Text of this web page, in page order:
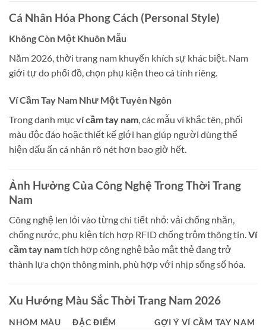
Cá Nhân Hóa Phong Cách (Personal Style)
Không Còn Một Khuôn Mẫu
Năm 2026, thời trang nam khuyến khích sự khác biệt. Nam
giới tự do phối đồ, chọn phụ kiện theo cá tính riêng.
Ví Cầm Tay Nam Như Một Tuyên Ngôn
Trong danh mụcví cầm tay nam , các mẫu ví khắc tên, phối
màu độc đáo hoặc thiết kế giới hạn giúp người dùng thể
hiện dấu ấn cá nhân rõ nét hơn bao giờ hết.
Ảnh Hưởng Của Công Nghệ Trong Thời Trang
Nam
Công nghệ len lỏi vào từng chi tiết nhỏ: vải chống nhăn,
chống nước, phụ kiện tích hợp RFID chống trộm thông tin.Ví
cầm tay namtích hợp công nghệ bảo mật thẻ đang trở
thành lựa chọn thông minh, phù hợp với nhịp sống số hóa.
Xu Hướng Màu Sắc Thời Trang Nam 2026
NHÓM MÀU ĐẶC ĐIỂM
GỢI Ý VÍ CẦM TAY NAM